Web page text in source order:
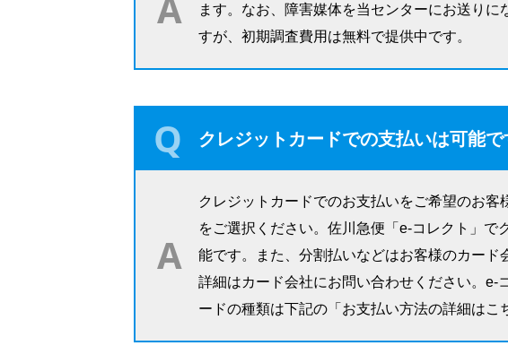
ます。なお、障害媒体を当センターにお送りに
すが、初期調査費用は無料で提供中です。
クレジットカードでの支払いは可能で
クレジットカードでのお支払いをご希望のお客
をご選択ください。佐川急便「e-コレクト」で
能です。また、分割払いなどはお客様のカード
詳細はカード会社にお問い合わせください。e-
ードの種類は下記の「お支払い方法の詳細はこ